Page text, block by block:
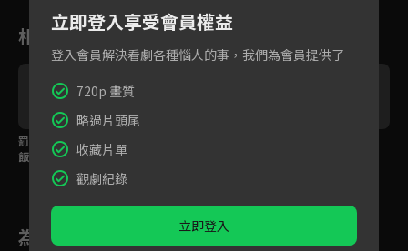
相關花絮
罰你今天只能吃一碗
飯！
為您推薦
立即登入享受會員權益
登入會員解決看劇各種惱人的事，我們為會員提供了
720p 畫質
略過片頭尾
收藏片單
觀劇紀錄
立即登入